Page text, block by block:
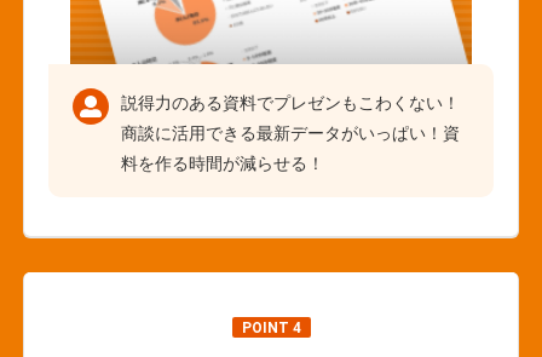
説得力のある資料でプレゼンもこわくない！
商談に活用できる最新データがいっぱい！資
料を作る時間が減らせる！
POINT 4